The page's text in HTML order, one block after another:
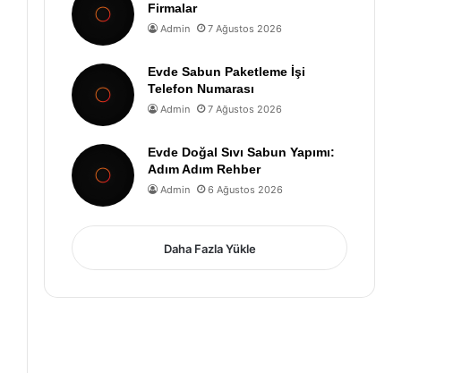
Firmalar
Admin 7 Ağustos 2026
Evde Sabun Paketleme İşi
Telefon Numarası
Admin 7 Ağustos 2026
Evde Doğal Sıvı Sabun Yapımı:
Adım Adım Rehber
Admin 6 Ağustos 2026
Daha Fazla Yükle